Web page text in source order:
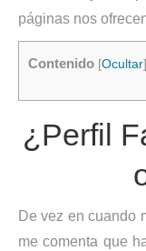
páginas nos
Contenido [Ocultar]
¿Perfil
De vez en cuando
me comenta que